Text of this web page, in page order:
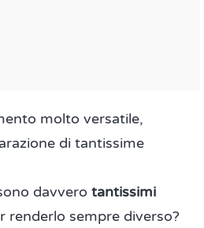
molto versatile,
di tantissime
davvero tantissimi
renderlo sempre diverso?